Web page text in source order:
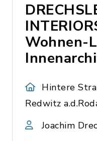
Wohnen-
Hintere
Redwitz
Joachim